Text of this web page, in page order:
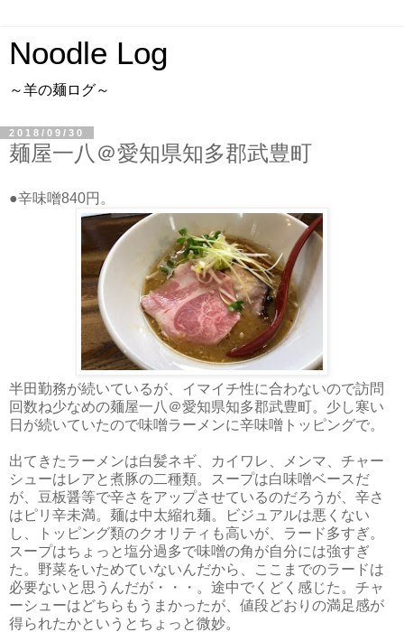
Noodle Log
～羊の麺ログ～
2018/09/30
麺屋一八＠愛知県知多郡武豊町
●辛味噌840円。
半田勤務が続いているが、イマイチ性に合わないので訪問
回数ね少なめの麺屋一八＠愛知県知多郡武豊町。少し寒い
日が続いていたので味噌ラーメンに辛味噌トッピングで。
出てきたラーメンは白髪ネギ、カイワレ、メンマ、チャー
シューはレアと煮豚の二種類。スープは白味噌ベースだ
が、豆板醤等で辛さをアップさせているのだろうが、辛さ
はピリ辛未満。麺は中太縮れ麺。ビジュアルは悪くない
し、トッピング類のクオリティも高いが、ラード多すぎ。
スープはちょっと塩分過多で味噌の角が自分には強すぎ
た。野菜をいためていないんだから、ここまでのラードは
必要ないと思うんだが・・・。途中でくどく感じた。チャ
ーシューはどちらもうまかったが、値段どおりの満足感が
得られたかというとちょっと微妙。